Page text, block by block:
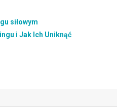
siłowym
i Jak Ich Uniknąć